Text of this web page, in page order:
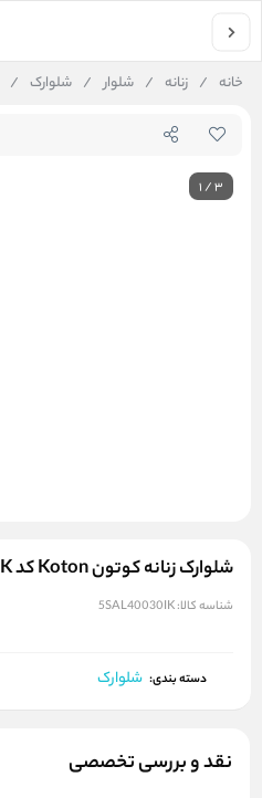
خانه / زنانه / شلوار / شلوارک /
1/3
شلوارک زنانه کوتون Koton کد 5SAL40030IK
شناسه کالا:5SAL40030IK
دسته بندی: شلوارک
نقد و بررسی تخصصی